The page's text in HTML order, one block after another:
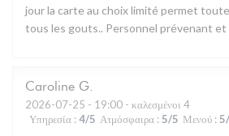
jour la carte au choix limité permet
tous les gouts.. Personnel prévenant et
Caroline G
2026-07-25 - 19:00 - καλεσμένοι 4
Υπηρεσία : 4/5 Ατμόσφαιρα : 5/5 Μενού : 5